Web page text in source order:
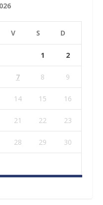
V S D
1 2
7 8 9
14 15 16
21 22 23
28 29 30